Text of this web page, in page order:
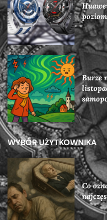
Burze
WYBÓR UŻYTKOWNIKA
Co